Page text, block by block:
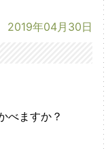
2019年04月30日
べますか？